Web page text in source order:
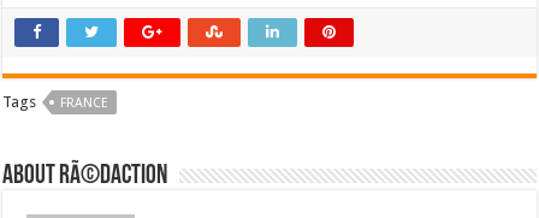
Tags FRANCE
About RÃ©daction